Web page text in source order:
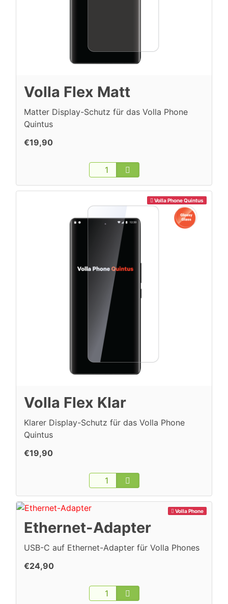
Volla Flex Matt
Matter Display-Schutz für das Volla Phone
Quintus
€19,90
Volla Phone Quintus
Volla Flex Klar
Klarer Display-Schutz für das Volla Phone
Quintus
€19,90
Volla Phone
Ethernet-Adapter
USB-C auf Ethernet-Adapter für Volla Phones
€24,90